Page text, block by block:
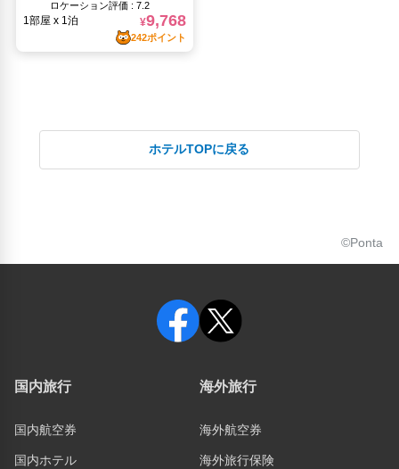
ホテルTOPに戻る
©Ponta
国内旅行
国内航空券
国内ホテル
海外旅行
海外航空券
海外旅行保険